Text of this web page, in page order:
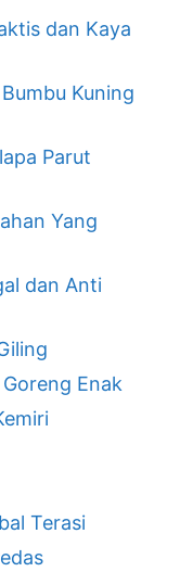
dan Kaya
Kuning
Parut
Yang
dan Anti
Enak
Terasi